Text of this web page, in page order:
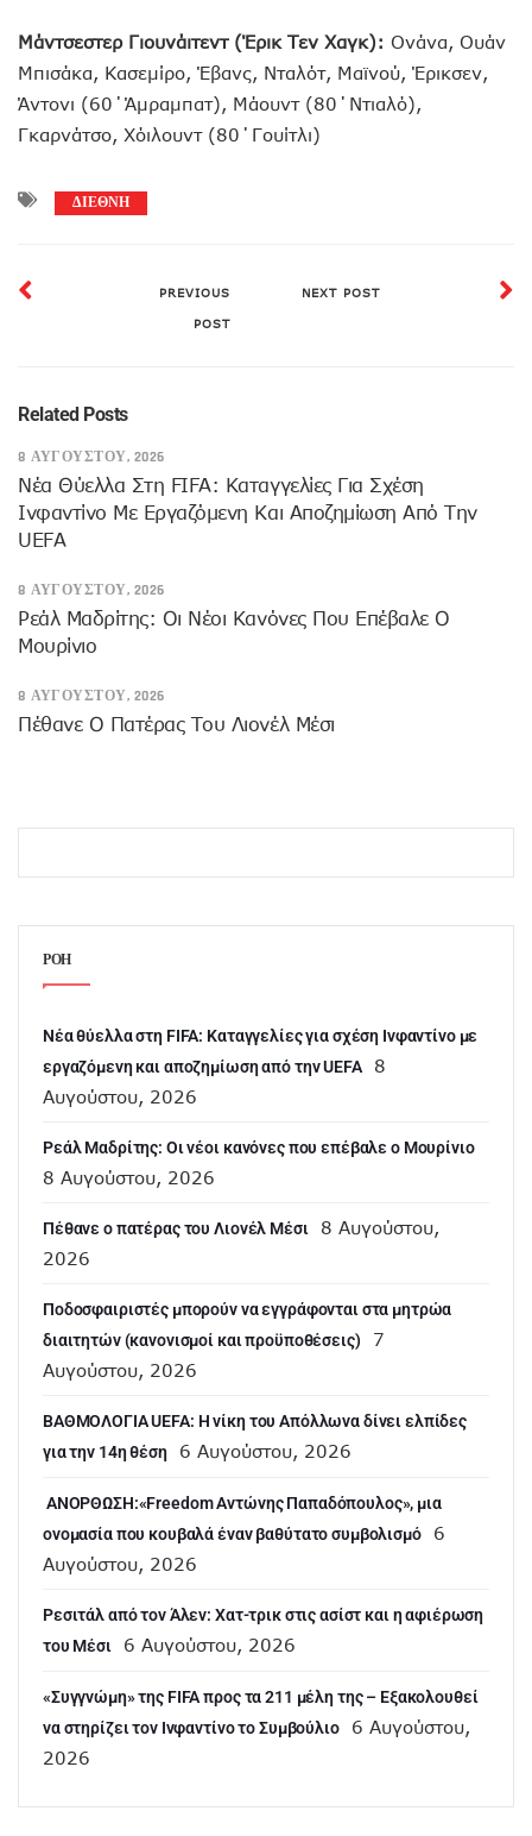
Μάντσεστερ Γιουνάιτεντ (Έρικ Τεν Χαγκ): Ονάνα, Ουάν
Μπισάκα, Κασεμίρο, Έβανς, Νταλότ, Μαϊνού, Έρικσεν,
Άντονι (60΄Άμραμπατ), Μάουντ (80΄Ντιαλό),
Γκαρνάτσο, Χόιλουντ (80΄Γουίτλι)
ΔΙΕΘΝΗ
PREVIOUS
POST
NEXT POST
Related Posts
8 ΑΥΓΟΎΣΤΟΥ, 2026
Νέα Θύελλα Στη FIFA: Καταγγελίες Για Σχέση
Ινφαντίνο Με Εργαζόμενη Και Αποζημίωση Από Την
UEFA
8 ΑΥΓΟΎΣΤΟΥ, 2026
Ρεάλ Μαδρίτης: Οι Νέοι Κανόνες Που Επέβαλε Ο
Μουρίνιο
8 ΑΥΓΟΎΣΤΟΥ, 2026
Πέθανε Ο Πατέρας Του Λιονέλ Μέσι
ΡΟΗ
Νέα θύελλα στη FIFA: Καταγγελίες για σχέση Ινφαντίνο με
εργαζόμενη και αποζημίωση από την UEFA
8
Αυγούστου, 2026
Ρεάλ Μαδρίτης: Οι νέοι κανόνες που επέβαλε ο Μουρίνιο
8 Αυγούστου, 2026
Πέθανε ο πατέρας του Λιονέλ Μέσι
8 Αυγούστου,
2026
Ποδοσφαιριστές μπορούν να εγγράφονται στα μητρώα
διαιτητών (κανονισμοί και προϋποθέσεις)
7
Αυγούστου, 2026
ΒΑΘΜΟΛΟΓΙΑ UEFA: Η νίκη του Απόλλωνα δίνει ελπίδες
για την 14η θέση
6 Αυγούστου, 2026
ANOΡΘΩΣΗ:«Freedom Αντώνης Παπαδόπουλος», μια
ονομασία που κουβαλά έναν βαθύτατο συμβολισμό
6
Αυγούστου, 2026
Ρεσιτάλ από τον Άλεν: Χατ-τρικ στις ασίστ και η αφιέρωση
του Μέσι
6 Αυγούστου, 2026
«Συγγνώμη» της FIFA προς τα 211 μέλη της – Εξακολουθεί
να στηρίζει τον Ινφαντίνο το Συμβούλιο
6 Αυγούστου,
2026